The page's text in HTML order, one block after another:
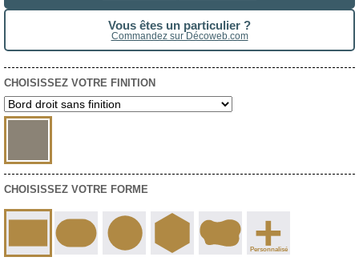
Vous êtes un particulier ?
Commandez sur Décoweb.com
CHOISISSEZ VOTRE FINITION
CHOISISSEZ VOTRE FORME
+
Personnalisé